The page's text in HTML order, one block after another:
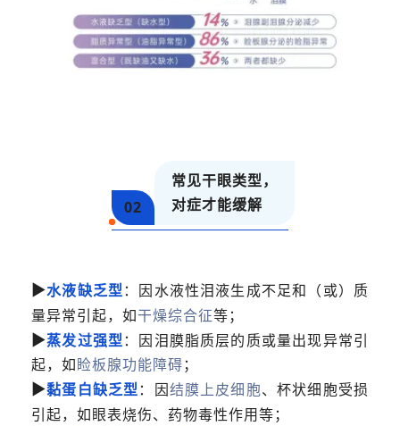
02
常见干眼类型，
对症才能缓解
►水液缺乏型：因水液性泪液生成不足和（或）质
量异常引起，如干燥综合征等；
►蒸发过强型：因泪膜脂质层的质或量出现异常引
起，如睑板腺功能障碍；
►黏蛋白缺乏型：因结膜上皮细胞、杯状细胞受损
引起，如眼表烧伤、药物毒性作用等；